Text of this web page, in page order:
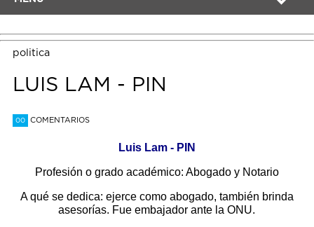
politica
LUIS LAM - PIN
00 COMENTARIOS
Luis Lam - PIN
Profesión o grado académico: Abogado y Notario
A qué se dedica: ejerce como abogado, también brinda
asesorías. Fue embajador ante la ONU.